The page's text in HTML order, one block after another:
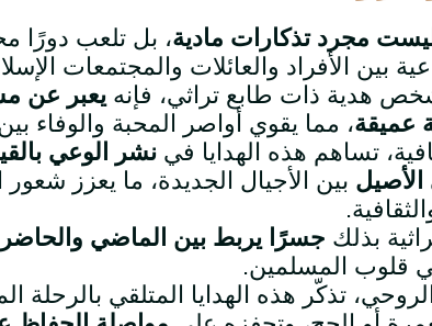
ليست مجرد تذكارات مادية، بل تلعب دورًا
بين الأفراد والعائلات والمجتمعات
هدية ذات طابع تراثي، فإنه يعبر عن
عميقة، مما يقوي أواصر المحبة والوفاء
تساهم هذه الهدايا في نشر الوعي
الأصيل بين الأجيال الجديدة، ما يعزز شعور
بذلك جسرًا يربط بين الماضي والحاضر
قلوب المسلمين.
تذكّر هذه الهدايا المتلقي بالرحلة